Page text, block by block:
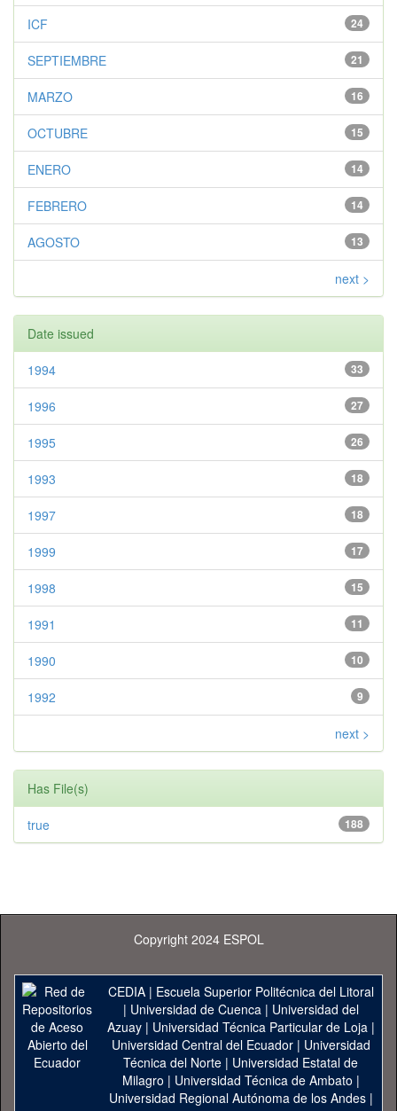
24
ICF
21
SEPTIEMBRE
16
MARZO
15
OCTUBRE
14
ENERO
14
FEBRERO
13
AGOSTO
next >
Date issued
33
1994
27
1996
26
1995
18
1993
18
1997
17
1999
15
1998
11
1991
10
1990
9
1992
next >
Has File(s)
188
true
Copyright 2024 ESPOL
CEDIA| Escuela Superior Politécnica del Litoral
| Universidad de Cuenca| Universidad del
Azuay| Universidad Técnica Particular de Loja|
Universidad Central del Ecuador| Universidad
Técnica del Norte | Universidad Estatal de
Milagro | Universidad Técnica de Ambato |
Universidad Regional Autónoma de los Andes|